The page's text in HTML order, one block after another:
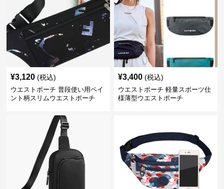
¥3,120 (税込)
ウエストポーチ 普段使い用ペイ
ント柄スリムウエストポーチ
¥3,400 (税込)
ウエストポーチ 軽量スポーツ仕
様薄型ウエストポーチ